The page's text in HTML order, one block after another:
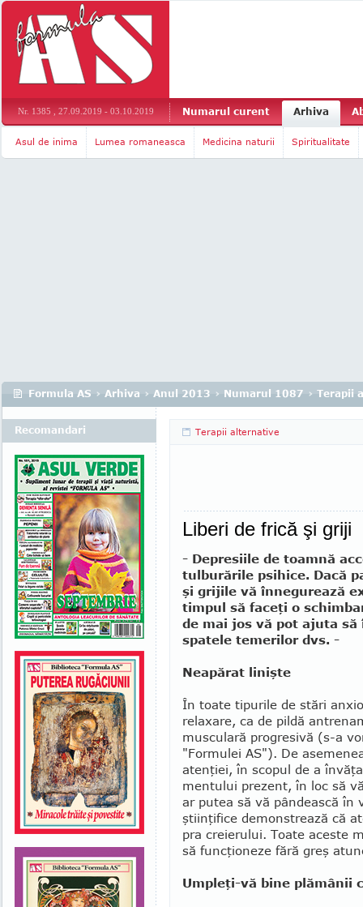
Nr. 1385 , 27.09.2019 - 03.10.2019 Numarul curent Arhiva
Asul de inima Lumea romaneasca Medicina naturii Spiritualitate
Formula AS › Arhiva › Anul 2013 › Numarul 1087 › Terapii
Terapii alternative
Liberi de frică şi griji
- Depresiile de toamnă
tulburările psihice. Dacă
şi grijile vă înnegurează
timpul să faceţi o
de mai jos vă pot ajuta
spatele temerilor dvs. -
Neapărat linişte
În toate tipurile de stări
relaxare, ca de pildă
musculară progresivă (s-a
"Formulei AS"). De
atenţiei, în scopul de a
mentului prezent, în loc să
ar putea să vă pândească în
ştiinţifice demon­strează că
pra creierului. Toate aceste
să funcţioneze fără greş
Umpleţi-vă bine plămânii
Recomandari